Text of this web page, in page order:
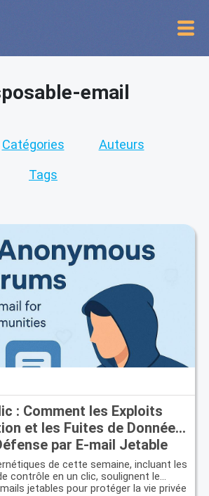
email
Catégories Auteurs
Tags
: Comment les Exploits
et les Fuites de Données
par E-mail Jetable
de cette semaine, incluant les
contrôle en un clic, soulignent le
jetables pour protéger la vie privée